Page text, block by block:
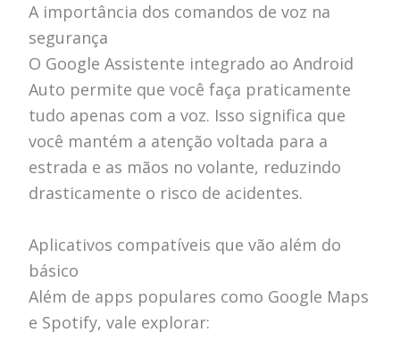
A importância dos comandos de voz na
segurança
O Google Assistente integrado ao Android
Auto permite que você faça praticamente
tudo apenas com a voz. Isso significa que
você mantém a atenção voltada para a
estrada e as mãos no volante, reduzindo
drasticamente o risco de acidentes.
Aplicativos compatíveis que vão além do
básico
Além de apps populares como Google Maps
e Spotify, vale explorar: